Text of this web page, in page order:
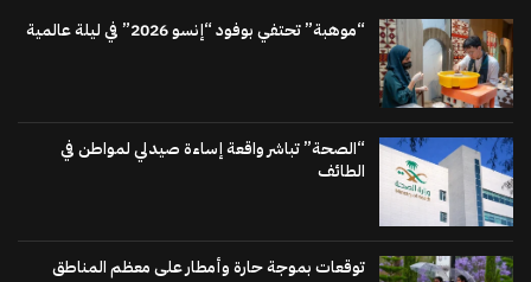
“موهبة” تحتفي بوفود “إنسو 2026” في ليلة عالمية
“الصحة” تباشر واقعة إساءة صيدلي لمواطن في
الطائف
توقعات بموجة حارة وأمطار على معظم المناطق